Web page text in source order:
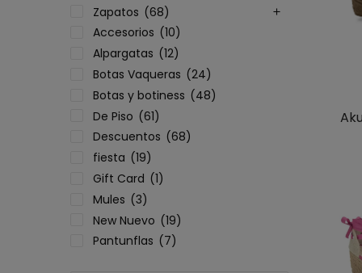
Zapatos (68)
Accesorios (10)
Alpargatas (12)
Botas Vaqueras (24)
Botas y botiness (48)
De Piso (61)
Descuentos (68)
fiesta (19)
Gift Card (1)
Mules (3)
New Nuevo (19)
Pantunflas (7)